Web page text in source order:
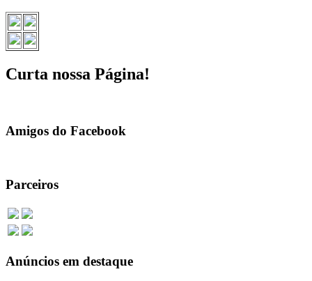
Curta nossa Página!
Amigos do Facebook
Parceiros
Anúncios em destaque